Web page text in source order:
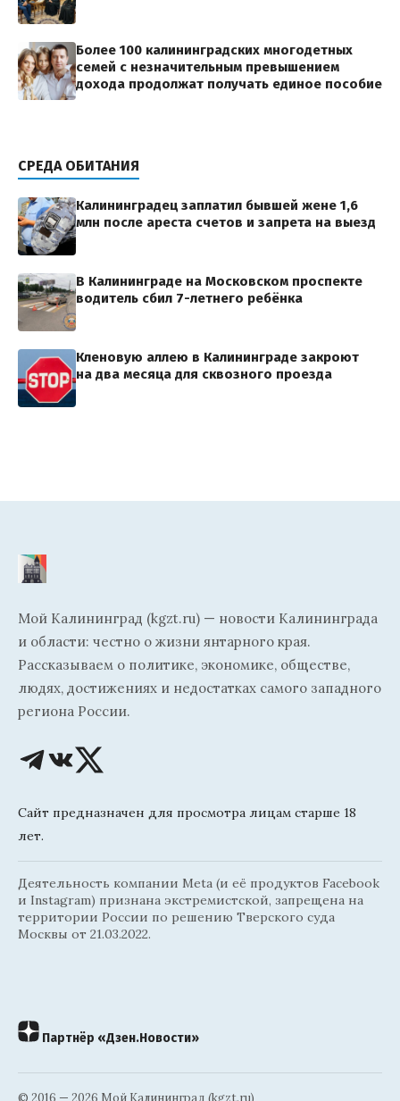
Более 100 калининградских многодетных
семей с незначительным превышением
дохода продолжат получать единое пособие
СРЕДА ОБИТАНИЯ
Калининградец заплатил бывшей жене 1,6
млн после ареста счетов и запрета на выезд
В Калининграде на Московском проспекте
водитель сбил 7-летнего ребёнка
Кленовую аллею в Калининграде закроют
на два месяца для сквозного проезда
Мой Калининград (kgzt.ru) — новости Калининграда
и области: честно о жизни янтарного края.
Рассказываем о политике, экономике, обществе,
людях, достижениях и недостатках самого западного
региона России.
Сайт предназначен для просмотра лицам старше 18
лет.
Деятельность компании Meta (и её продуктов Facebook
и Instagram) признана экстремистской, запрещена на
территории России по решению Тверского суда
Москвы от 21.03.2022.
Партнёр «Дзен.Новости»
© 2016 — 2026 Мой Калининград (kgzt.ru)